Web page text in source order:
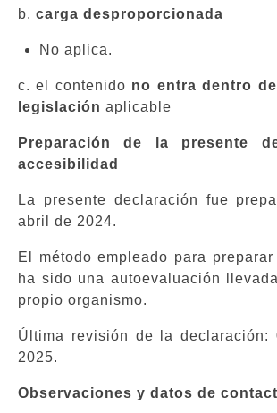
b. carga desproporcionada
No aplica.
c. el contenido no entra dentro
legislación aplicable
Preparación de la presente
accesibilidad
La presente declaración fue
abril de 2024.
El método empleado para
ha sido una autoevaluación
propio organismo.
Última revisión de la declaración:
2025.
Observaciones y datos de